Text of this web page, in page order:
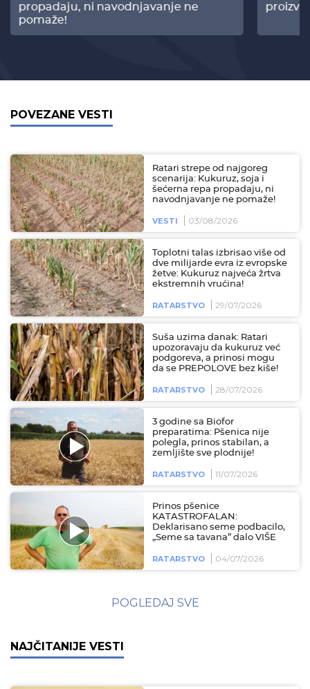
propadaju, ni navodnjavanje ne
pomaže!
POVEZANE VESTI
Ratari strepe od najgoreg
scenarija: Kukuruz, soja i
šećerna repa propadaju, ni
navodnjavanje ne pomaže!
VESTI 03/08/2026
Toplotni talas izbrisao više od
dve milijarde evra iz evropske
žetve: Kukuruz najveća žrtva
ekstremnih vrućina!
RATARSTVO 29/07/2026
Suša uzima danak: Ratari
upozoravaju da kukuruz već
podgoreva, a prinosi mogu
da se PREPOLOVE bez kiše!
RATARSTVO 28/07/2026
3 godine sa Biofor
preparatima: Pšenica nije
polegla, prinos stabilan, a
zemljište sve plodnije!
RATARSTVO 11/07/2026
Prinos pšenice
KATASTROFALAN:
Deklarisano seme podbacilo,
„Seme sa tavana” dalo VIŠE
RATARSTVO 04/07/2026
POGLEDAJ SVE
NAJČITANIJE VESTI